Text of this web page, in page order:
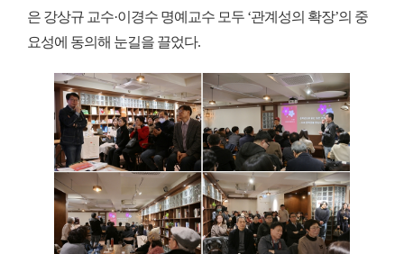
은 강상규 교수·이경수 명예교수 모두 ‘관계성의 확장’의 중
요성에 동의해 눈길을 끌었다.